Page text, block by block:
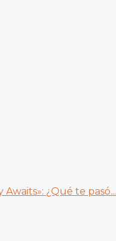
¿Qué te pasó...